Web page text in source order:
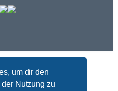
um dir den
Nutzung zu